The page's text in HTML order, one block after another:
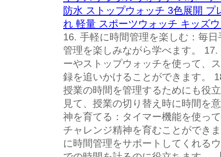
防水 ストップウォッチ 3色展開
れ 軽量 スポーツウォッチ キッズ
16. 手軽に時間管理を楽しむ：毎
管理を楽しみながら学べます。
ーやストップウォッチを使って、
録を追いかけることができます。
授業の時間を管理するためにも役
見て、授業の切り替え時に時間を
神を育てる：タイマー機能を使っ
チャレンジ精神を育むことができ
に時間管理をサポートしてくれる